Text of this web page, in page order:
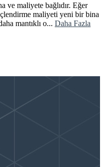
ve maliyete bağlıdır. Eğer
maliyeti yeni bir bina
mantıklı o... Daha Fazla